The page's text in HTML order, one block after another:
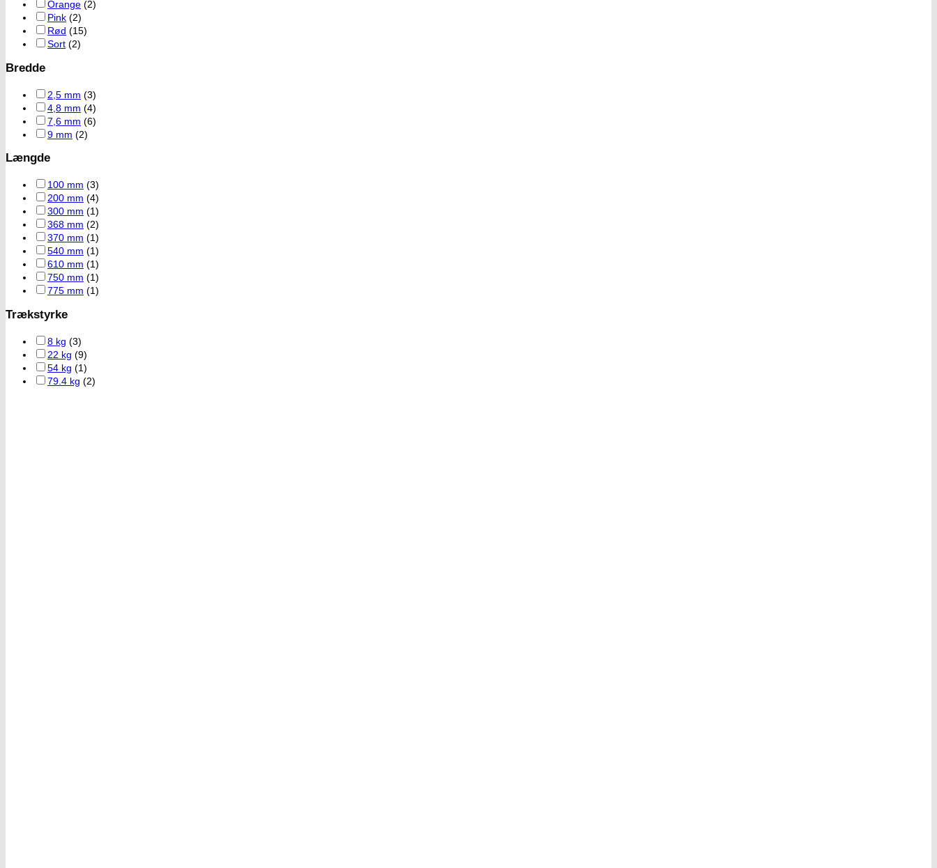
Orange (2)
Pink (2)
Rød (15)
Sort (2)
Bredde
2,5 mm (3)
4,8 mm (4)
7,6 mm (6)
9 mm (2)
Længde
100 mm (3)
200 mm (4)
300 mm (1)
368 mm (2)
370 mm (1)
540 mm (1)
610 mm (1)
750 mm (1)
775 mm (1)
Trækstyrke
8 kg (3)
22 kg (9)
54 kg (1)
79.4 kg (2)